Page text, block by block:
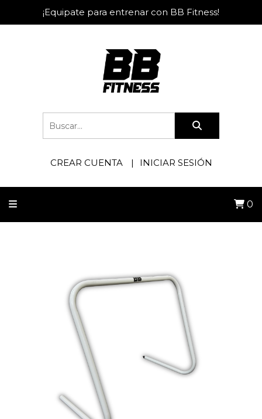
¡Equipate para entrenar con BB Fitness!
CREAR CUENTA INICIAR SESIÓN
0